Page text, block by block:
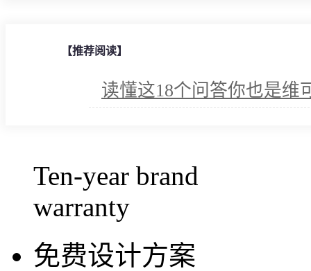
【推荐阅读】
读懂这18个问答你也是维
Ten-year brand
warranty
免费设计方案